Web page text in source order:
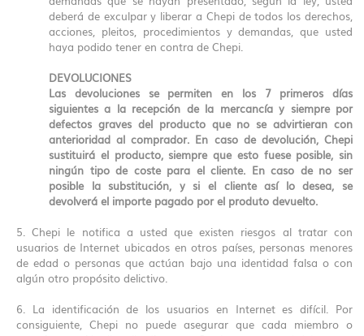
deberá de exculpar y liberar a Chepi de todos los derechos,
acciones, pleitos, procedimientos y demandas, que usted
haya podido tener en contra de Chepi.
DEVOLUCIONES
Las devoluciones se permiten en los 7 primeros días
siguientes a la recepción de la mercancía y siempre por
defectos graves del producto que no se advirtieran con
anterioridad al comprador. En caso de devolución, Chepi
sustituirá el producto, siempre que esto fuese posible, sin
ningún tipo de coste para el cliente. En caso de no ser
posible la substitución, y si el cliente así lo desea, se
devolverá el importe pagado por el produto devuelto.
5. Chepi le notifica a usted que existen riesgos al tratar con
usuarios de Internet ubicados en otros países, personas menores
de edad o personas que actúan bajo una identidad falsa o con
algún otro propósito delictivo.
6. La identificación de los usuarios en Internet es difícil. Por
consiguiente, Chepi no puede asegurar que cada miembro o